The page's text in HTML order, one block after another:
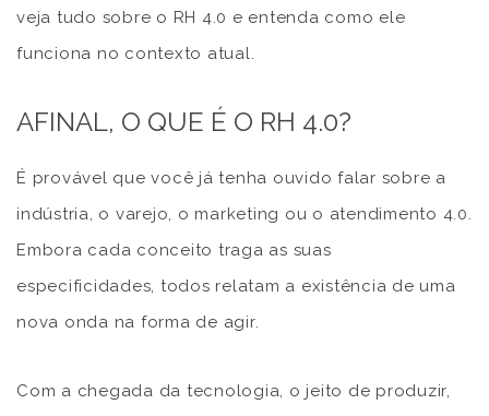
veja tudo sobre o RH 4.0 e entenda como ele
funciona no contexto atual.
AFINAL, O QUE É O RH 4.0?
É provável que você já tenha ouvido falar sobre a
indústria, o varejo, o marketing ou o atendimento 4.0.
Embora cada conceito traga as suas
especificidades, todos relatam a existência de uma
nova onda na forma de agir.
Com a chegada da tecnologia, o jeito de produzir,